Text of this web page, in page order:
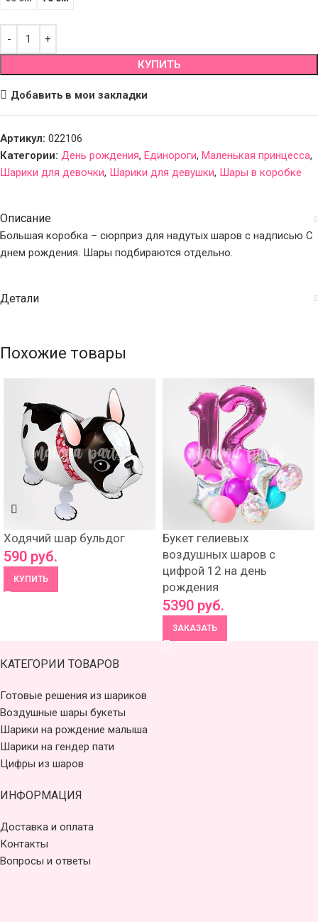
КУПИТЬ
Добавить в мои закладки
Артикул: 022106
Категории: День рождения, Единороги, Маленькая принцесса,
Шарики для девочки, Шарики для девушки, Шары в коробке
Описание
Большая коробка – сюрприз для надутых шаров с надписью С
днем рождения. Шары подбираются отдельно.
Детали
Похожие товары
Ходячий шар бульдог
590 руб.
КУПИТЬ
Букет гелиевых
воздушных шаров с
цифрой 12 на день
рождения
5390 руб.
ЗАКАЗАТЬ
КАТЕГОРИИ ТОВАРОВ
Готовые решения из шариков
Воздушные шары букеты
Шарики на рождение малыша
Шарики на гендер пати
Цифры из шаров
ИНФОРМАЦИЯ
Доставка и оплата
Контакты
Вопросы и ответы